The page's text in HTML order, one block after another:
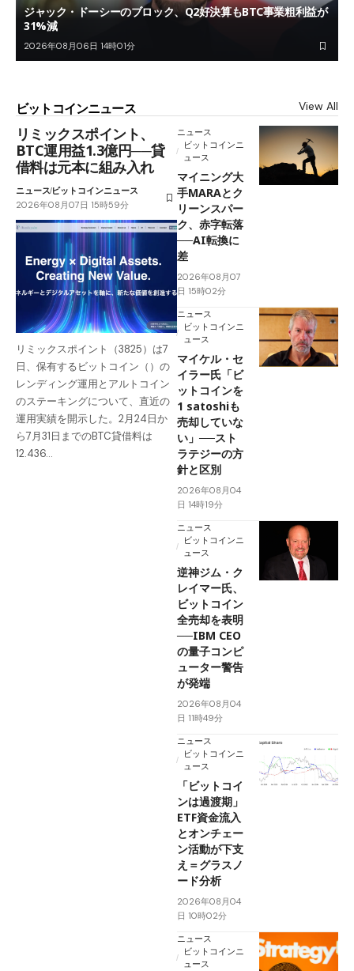
ジャック・ドーシーのブロック、Q2好決算もBTC事業粗利益が
31%減
2026年08月06日 14時01分
ビットコインニュース View All
リミックスポイント、
BTC運用益1.3億円──貸
借料は元本に組み入れ
ニュースビットコインニュース
2026年08月07日 15時59分
リミックスポイント（3825）は7
日、保有するビットコイン（）の
レンディング運用とアルトコイン
のステーキングについて、直近の
運用実績を開示した。2月24日か
ら7月31日までのBTC貸借料は
12.436…
ニュース
ビットコインニ
ュース
マイニング大
手MARAとク
リーンスパー
ク、赤字転落
──AI転換に
差
2026年08月07
日 15時02分
ニュース
ビットコインニ
ュース
マイケル・セ
イラー氏「ビ
ットコインを
1 satoshiも
売却していな
い」──スト
ラテジーの方
針と区別
2026年08月04
日 14時19分
ニュース
ビットコインニ
ュース
逆神ジム・ク
レイマー氏、
ビットコイン
全売却を表明
──IBM CEO
の量子コンピ
ューター警告
が発端
2026年08月04
日 11時49分
ニュース
ビットコインニ
ュース
「ビットコイ
ンは過渡期」
ETF資金流入
とオンチェー
ン活動が下支
え＝グラスノ
ード分析
2026年08月04
日 10時02分
ニュース
ビットコインニ
ュース